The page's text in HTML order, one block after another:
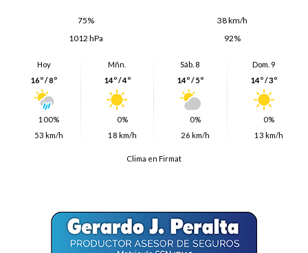
75%
38 km/h
1012 hPa
92%
Hoy
16º / 8º
100%
53 km/h
Mñn.
14º / 4º
0%
18 km/h
Sáb. 8
14º / 5º
0%
26 km/h
Dom. 9
14º / 3º
0%
13 km/h
Clima en Firmat